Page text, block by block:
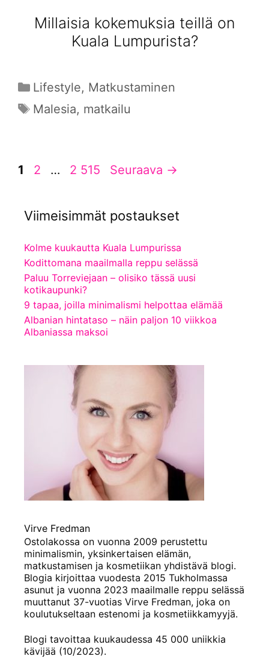
Millaisia kokemuksia teillä on
Kuala Lumpurista?
Kategoriat
Lifestyle, Matkustaminen
Avainsanat
Malesia, matkailu
Sivu
1 Sivu
2 … Sivu
2 515 Seuraava →
Viimeisimmät postaukset
Kolme kuukautta Kuala Lumpurissa
Kodittomana maailmalla reppu selässä
Paluu Torreviejaan – olisiko tässä uusi
kotikaupunki?
9 tapaa, joilla minimalismi helpottaa elämää
Albanian hintataso – näin paljon 10 viikkoa
Albaniassa maksoi
Virve Fredman
Ostolakossa on vuonna 2009 perustettu
minimalismin, yksinkertaisen elämän,
matkustamisen ja kosmetiikan yhdistävä blogi.
Blogia kirjoittaa vuodesta 2015 Tukholmassa
asunut ja vuonna 2023 maailmalle reppu selässä
muuttanut 37-vuotias Virve Fredman, joka on
koulutukseltaan estenomi ja kosmetiikkamyyjä.
Blogi tavoittaa kuukaudessa 45 000 uniikkia
kävijää (10/2023).